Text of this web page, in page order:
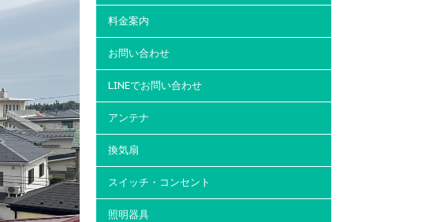
料金案内
お問い合わせ
LINEでお問い合わせ
アンテナ
換気扇
スイッチ・コンセント
照明器具